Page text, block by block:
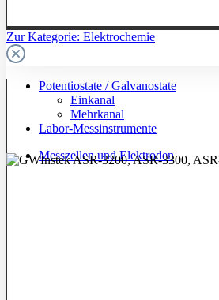
Zur Kategorie: Elektrochemie
Potentiostate / Galvanostate
Einkanal
Mehrkanal
Labor-Messinstrumente
Messzellen und Elektroden